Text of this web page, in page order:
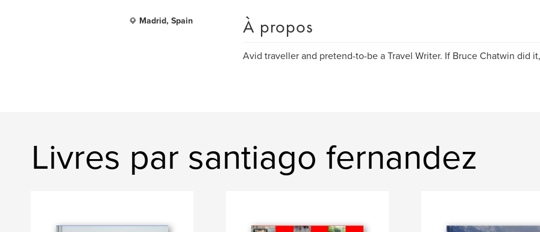
Madrid, Spain À propos
Avid traveller and pretend-to-be a Travel Writer. If Bruce Chatwin did
Livres par santiago fernandez